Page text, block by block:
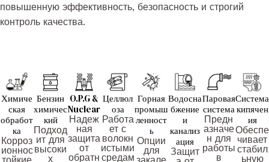
повышенную эффективность, безопасность и строгий
контроль качества.
Химиче
ская
обработ
ка
Корроз
ионнос
Бензин
химичес
кий
Подход
ит для
высоки
х
O.P.G &
Nuclear
Надеж
ная
защита
от
обратн
Целлюл
оза
Работа
ет с
волокн
истыми
средам
Горная
промыш
ленност
ь
Опции
для
Водосна
бжение
и
канализ
ация
Защит
Паровая
система
Предн
азначе
н для
работы
в
Система
кипячен
ия
Обеспе
чивает
стабил
ьную